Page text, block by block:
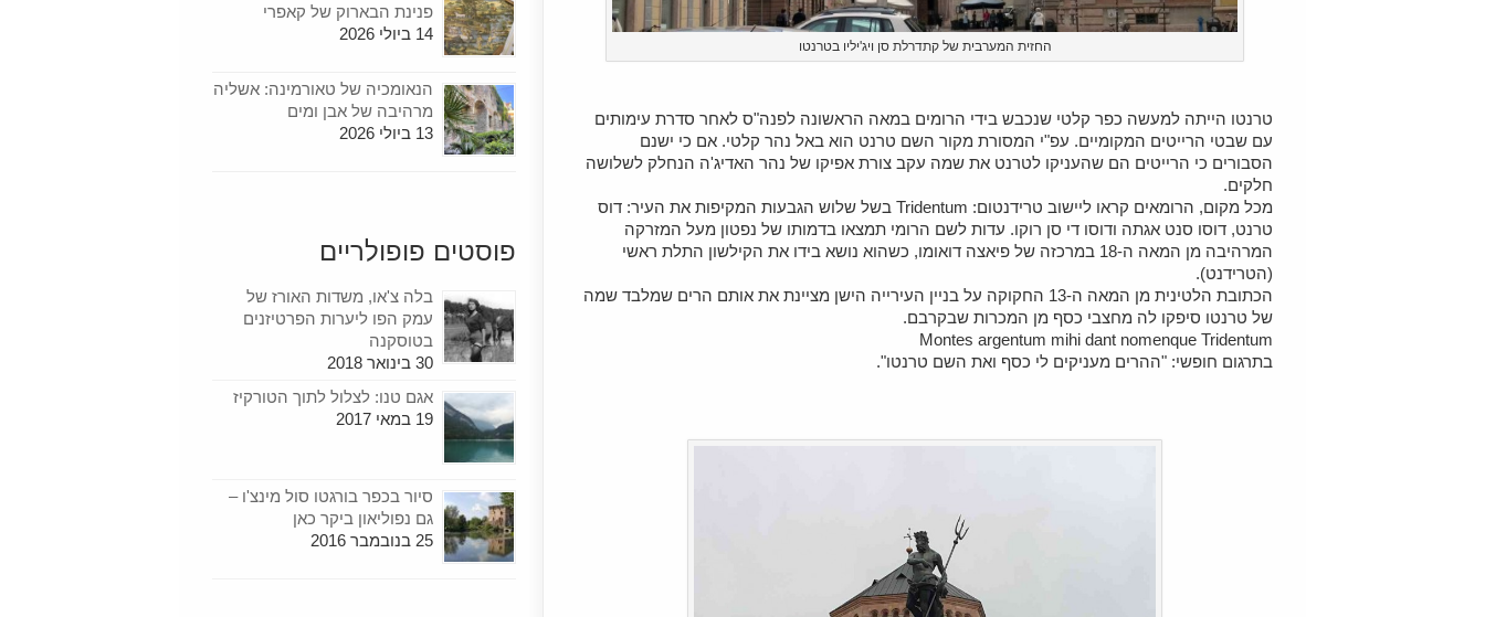
החזית המערבית של קתדרלת סן ויג'יליו בטרנטו
טרנטו הייתה למעשה כפר קלטי שנכבש בידי הרומים במאה הראשונה לפנה"ס לאחר סדרת עימותים
עם שבטי הרייטים המקומיים. עפ"י המסורת מקור השם טרנט הוא באל נהר קלטי. אם כי ישנם
הסבורים כי הרייטים הם שהעניקו לטרנט את שמה עקב צורת אפיקו של נהר האדיג'ה הנחלק לשלושה
חלקים.
מכל מקום, הרומאים קראו ליישוב טרידנטום: Tridentum בשל שלוש הגבעות המקיפות את העיר: דוס
טרנט, דוסו סנט אגתה ודוסו די סן רוקו. עדות לשם הרומי תמצאו בדמותו של נפטון מעל המזרקה
המרהיבה מן המאה ה-18 במרכזה של פיאצה דואומו, כשהוא נושא בידו את הקילשון התלת ראשי
(הטרידנט).
הכתובת הלטינית מן המאה ה-13 החקוקה על בניין העירייה הישן מציינת את אותם הרים שמלבד שמה
של טרנטו סיפקו לה מחצבי כסף מן המכרות שבקרבם.
Montes argentum mihi dant nomenque Tridentum
בתרגום חופשי: "ההרים מעניקים לי כסף ואת השם טרנטו".
פנינת הבארוק של קאפרי
14 ביולי 2026
הנאומכיה של טאורמינה: אשליה
מרהיבה של אבן ומים
13 ביולי 2026
פוסטים פופולריים
בלה צ'או, משדות האורז של
עמק הפו ליערות הפרטיזנים
בטוסקנה
30 בינואר 2018
אגם טנו: לצלול לתוך הטורקיז
19 במאי 2017
סיור בכפר בורגטו סול מינצ'ו –
גם נפוליאון ביקר כאן
25 בנובמבר 2016